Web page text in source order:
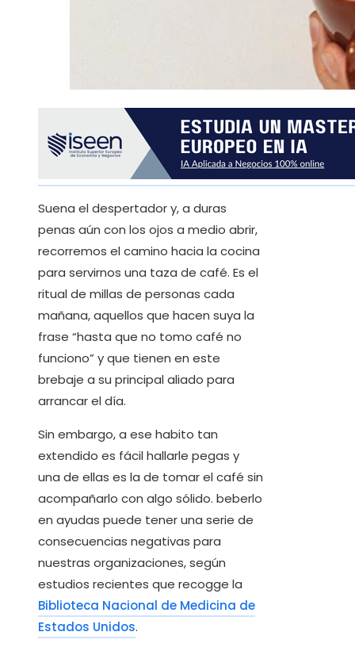
Suena el despertador y, a duras
penas aún con los ojos a medio abrir,
recorremos el camino hacia la cocina
para servirnos una taza de café. Es el
ritual de millas de personas cada
mañana, aquellos que hacen suya la
frase “hasta que no tomo café no
funciono” y que tienen en este
brebaje a su principal aliado para
arrancar el día.
Sin embargo, a ese habito tan
extendido es fácil hallarle pegas y
una de ellas es la de tomar el café sin
acompañarlo con algo sólido. beberlo
en ayudas puede tener una serie de
consecuencias negativas para
nuestras organizaciones, según
estudios recientes que recogge la
Biblioteca Nacional de Medicina de
Estados Unidos.